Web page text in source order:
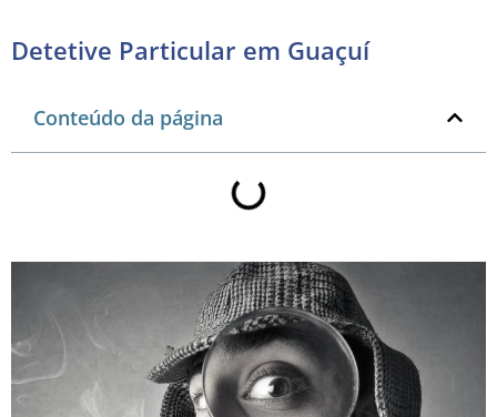
Detetive Particular em Guaçuí
Conteúdo da página